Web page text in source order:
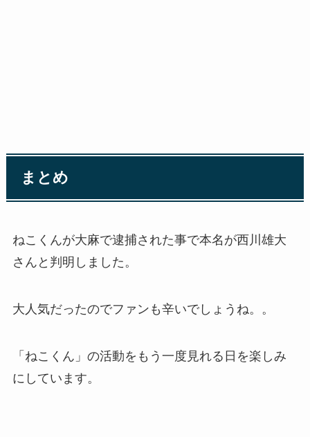
まとめ
ねこくんが大麻で逮捕された事で本名が西川 雄大
さんと判明しました。
大人気だったのでファンも辛いでしょうね。。
「ねこくん」の活動をもう一度見れる日を楽しみ
にしています。